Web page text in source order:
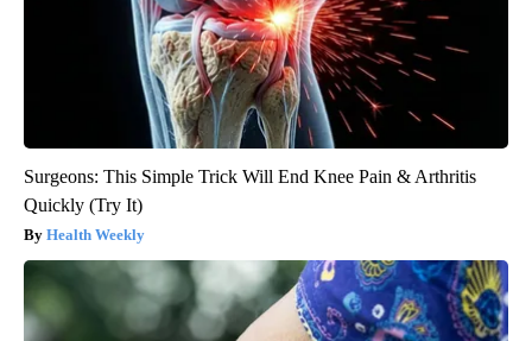
Surgeons: This Simple Trick Will End Knee Pain & Arthritis
Quickly (Try It)
Health Weekly